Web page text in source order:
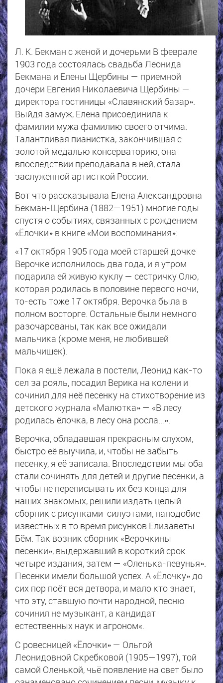
Л. К. Бекман с женой и дочерьми В феврале
1903 года состоялась свадьба Леонида
Бекмана и Елены Щербины — приемной
дочери Евгения Николаевича Щербины —
директора гостиницы «Славянский базар».
Выйдя замуж, Елена присоединила к
фамилии мужа фамилию своего отчима.
Талантливая пианистка, закончившая с
золотой медалью консерваторию, она
впоследствии преподавала в ней, стала
заслуженной артисткой России.
Вот что рассказывала Елена Александровна
Бекман-Щербина (1882—1951) многие годы
спустя о событиях, связанных с рождением
«Ёлочки» в книге «Мои воспоминания»:
«17 октября 1905 года моей старшей дочке
Верочке исполнилось два года, и я утром
подарила ей живую куклу — сестричку Олю,
которая родилась в половине первого ночи,
то-есть тоже 17 октября. Верочка была в
полном восторге. Остальные были немного
разочарованы, так как все ожидали
мальчика (кроме меня, не любившей
мальчишек).
Пока я ещё лежала в постели, Леонид как-то
сел за рояль, посадил Верика на колени и
сочинил для неё песенку на стихотворение из
детского журнала «Малютка» — «В лесу
родилась ёлочка, в лесу она росла…».
Верочка, обладавшая прекрасным слухом,
быстро её выучила, и, чтобы не забыть
песенку, я её записала. Впоследствии мы оба
стали сочинять для детей и другие песенки, а
чтобы не переписывать их без конца для
наших знакомых, решили издать целый
сборник с рисунками-силуэтами, наподобие
известных в то время рисунков Елизаветы
Бём. Так возник сборник «Верочкины
песенки», выдержавший в короткий срок
четыре издания, затем — «Оленька-певунья».
Песенки имели большой успех. А «Ёлочку» до
сих пор поёт вся детвора, и мало кто знает,
что эту, ставшую почти народной, песню
сочинил не музыкант, а кандидат
естественных наук и агроном«.
С ровесницей «Ёлочки» — Ольгой
Леонидовной Скребковой (1905—1997), той
самой Оленькой, чьё появление на свет было